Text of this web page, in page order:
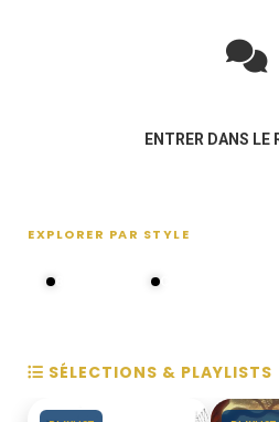
ENTRER DANS LE
EXPLORER PAR STYLE
SÉLECTIONS & PLAYLISTS